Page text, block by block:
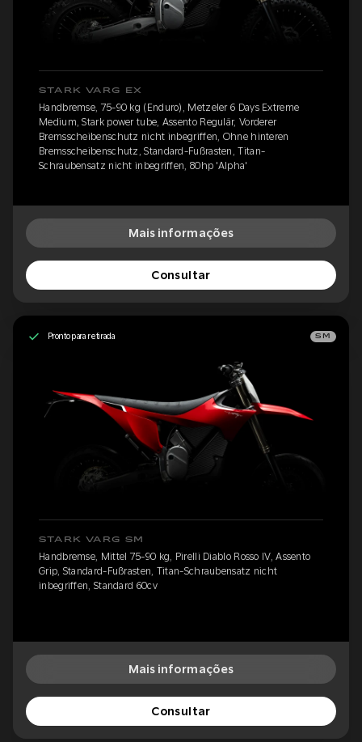
STARK VARG EX
Handbremse, 75-90 kg (Enduro), Metzeler 6 Days Extreme
Medium, Stark power tube, Assento Regulär, Vorderer
Bremsscheibenschutz nicht inbegriffen, Ohne hinteren
Bremsscheibenschutz, Standard-Fußrasten, Titan-
Schraubensatz nicht inbegriffen, 80hp 'Alpha'
Mais informações
Consultar
Pronto para retirada SM
STARK VARG SM
Handbremse, Mittel 75-90 kg, Pirelli Diablo Rosso IV, Assento
Grip, Standard-Fußrasten, Titan-Schraubensatz nicht
inbegriffen, Standard 60cv
Mais informações
Consultar